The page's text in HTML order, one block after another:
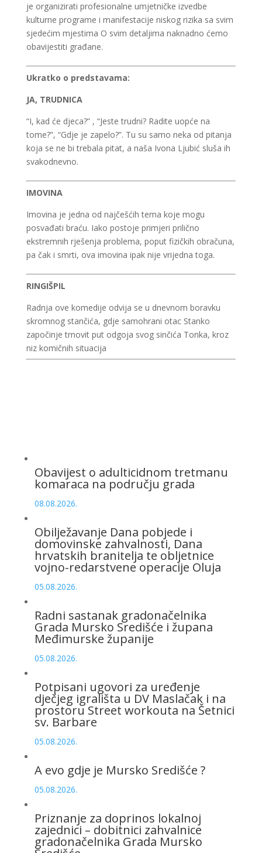
je organizirati profesionalne umjetničke izvedbe
kulturne programe i manifestacije niskog rizika sa svim
sjedećim mjestima O svim detaljima naknadno ćemo
obavijestiti građane.
Ukratko o predstavama:
JA, TRUDNICA
“I, kad će djeca?” , “Jeste trudni? Radite uopće na
tome?”, “Gdje je zapelo?”. Tu su samo neka od pitanja
koja se ne bi trebala pitat, a naša Ivona Ljubić sluša ih
svakodnevno.
IMOVINA
Imovina je jedna od najčešćih tema koje mogu
posvađati braću. Iako postoje primjeri prilično
ekstremnih rješenja problema, poput fizičkih obračuna,
pa čak i smrti, ova imovina ipak nije vrijedna toga.
RINGIŠPIL
Radnja ove komedije odvija se u dnevnom boravku
skromnog stančića, gdje samohrani otac Stanko
započinje trnovit put odgoja svog sinčića Tonka, kroz
niz komičnih situacija
Obavijest o adulticidnom tretmanu
komaraca na području grada
08.08.2026.
Obilježavanje Dana pobjede i
domovinske zahvalnosti, Dana
hrvatskih branitelja te obljetnice
vojno-redarstvene operacije Oluja
05.08.2026.
Radni sastanak gradonačelnika
Grada Mursko Središće i župana
Međimurske županije
05.08.2026.
Potpisani ugovori za uređenje
dječjeg igrališta u DV Maslačak i na
prostoru Street workouta na Šetnici
sv. Barbare
05.08.2026.
A evo gdje je Mursko Središće ?
05.08.2026.
Priznanje za doprinos lokalnoj
zajednici – dobitnici zahvalnice
gradonačelnika Grada Mursko